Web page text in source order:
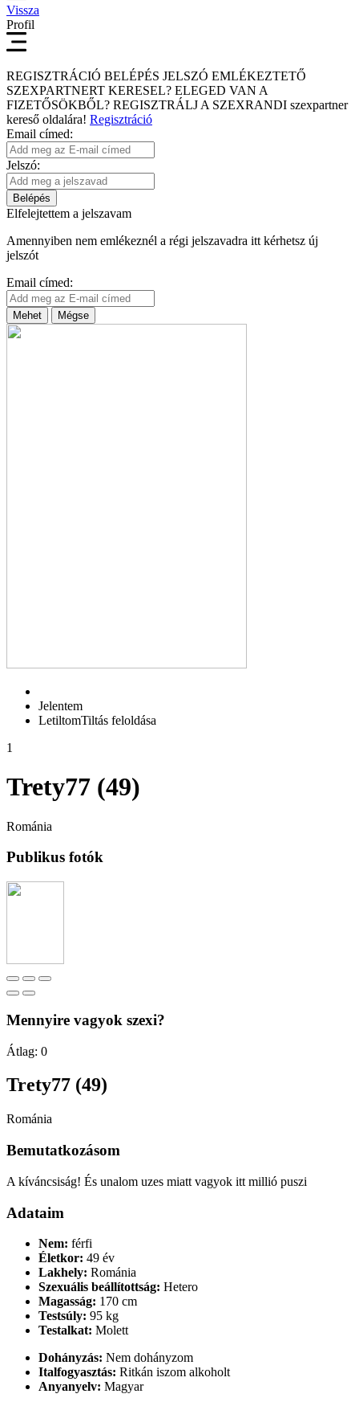
Vissza
Profil
REGISZTRÁCIÓ BELÉPÉS JELSZÓ EMLÉKEZTETŐ
SZEXPARTNERT KERESEL? ELEGED VAN A
FIZETŐSÖKBŐL? REGISZTRÁLJ A SZEXRANDI szexpartner
kereső oldalára! Regisztráció
Email címed:
Jelszó:
Belépés
Elfelejtettem a jelszavam
Amennyiben nem emlékeznél a régi jelszavadra itt kérhetsz új
jelszót
Email címed:
Mehet Mégse
Jelentem
LetiltomTiltás feloldása
1
Trety77 (49)
Románia
Publikus fotók
Mennyire vagyok szexi?
Átlag: 0
Trety77 (49)
Románia
Bemutatkozásom
A kíváncsiság! És unalom uzes miatt vagyok itt millió puszi
Adataim
Nem: férfi
Életkor: 49 év
Lakhely: Románia
Szexuális beállítottság: Hetero
Magasság: 170 cm
Testsúly: 95 kg
Testalkat: Molett
Dohányzás: Nem dohányzom
Italfogyasztás: Ritkán iszom alkoholt
Anyanyelv: Magyar